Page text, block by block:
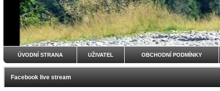
ÚVODNÍ STRANA UŽIVATEL OBCHODNÍ PODMÍNKY
Facebook live stream